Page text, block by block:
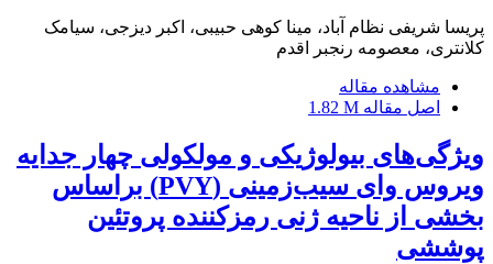
پریسا شریفی نظام آباد، مینا کوهی حبیبی، اکبر دیزجی، سیامک
کلانتری، معصومه رنجبر اقدم
مشاهده مقاله
اصل مقاله 1.82 M
ویژگی‌های بیولوژیکی و مولکولی چهار جدایه
ویروس وای سیب‌زمینی (PVY) براساس
بخشی از ناحیه ژنی رمزکننده پروتئین
پوششی